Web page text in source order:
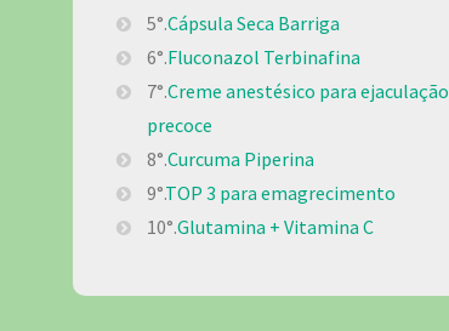
5°.Cápsula Seca Barriga
6°.Fluconazol Terbinafina
7°.Creme anestésico para ejaculação
precoce
8°.Curcuma Piperina
9°.TOP 3 para emagrecimento
10°.Glutamina + Vitamina C